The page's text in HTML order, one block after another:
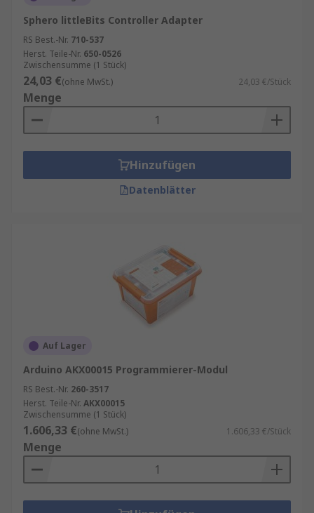
Sphero littleBits Controller Adapter
RS Best.-Nr. 710-537
Herst. Teile-Nr. 650-0526
Zwischensumme (1 Stück)
24,03 €(ohne MwSt.) 24,03 €/Stück
Menge
Hinzufügen
Datenblätter
Auf Lager
Arduino AKX00015 Programmierer-Modul
RS Best.-Nr. 260-3517
Herst. Teile-Nr. AKX00015
Zwischensumme (1 Stück)
1.606,33 €(ohne MwSt.) 1.606,33 €/Stück
Menge